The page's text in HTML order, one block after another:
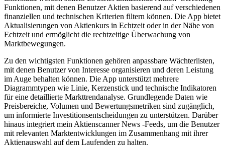
Funktionen, mit denen Benutzer Aktien basierend auf verschiedenen
finanziellen und technischen Kriterien filtern können. Die App bietet
Aktualisierungen von Aktienkurs in Echtzeit oder in der Nähe von
Echtzeit und ermöglicht die rechtzeitige Überwachung von
Marktbewegungen.
Zu den wichtigsten Funktionen gehören anpassbare Wächterlisten,
mit denen Benutzer von Interesse organisieren und deren Leistung
im Auge behalten können. Die App unterstützt mehrere
Diagrammtypen wie Linie, Kerzenstick und technische Indikatoren
für eine detaillierte Markttrendanalyse. Grundlegende Daten wie
Preisbereiche, Volumen und Bewertungsmetriken sind zugänglich,
um informierte Investitionsentscheidungen zu unterstützen. Darüber
hinaus integriert mein Aktienscanner News -Feeds, um die Benutzer
mit relevanten Marktentwicklungen im Zusammenhang mit ihrer
Aktienauswahl auf dem Laufenden zu halten.